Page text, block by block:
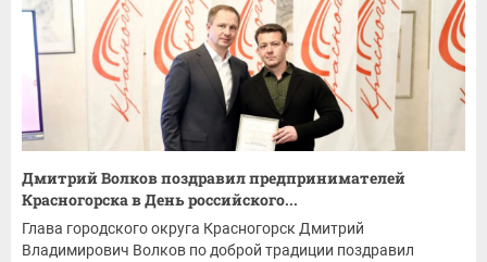
Дмитрий Волков поздравил предпринимателей
Красногорска в День российского...
Глава городского округа Красногорск Дмитрий
Владимирович Волков по доброй традиции поздравил